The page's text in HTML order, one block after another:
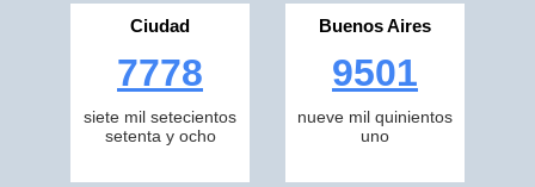
Ciudad
7778
siete mil setecientos
setenta y ocho
Buenos Aires
9501
nueve mil quinientos
uno